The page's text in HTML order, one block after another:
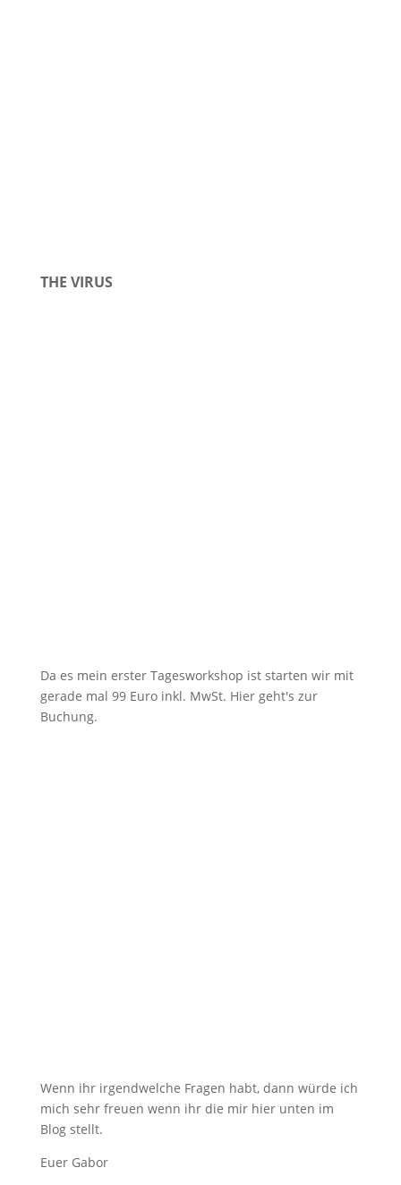
THE VIRUS
Da es mein erster Tagesworkshop ist starten wir mit
gerade mal 99 Euro inkl. MwSt. Hier geht's zur
Buchung.
Wenn ihr irgendwelche Fragen habt, dann würde ich
mich sehr freuen wenn ihr die mir hier unten im
Blog stellt.
Euer Gabor